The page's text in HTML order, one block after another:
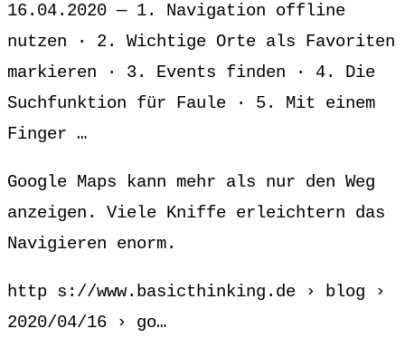
16.04.2020 — 1. Navigation offline
nutzen · 2. Wichtige Orte als Favoriten
markieren · 3. Events finden · 4. Die
Suchfunktion für Faule · 5. Mit einem
Finger …
Google Maps kann mehr als nur den Weg
anzeigen. Viele Kniffe erleichtern das
Navigieren enorm.
http s://www.basicthinking.de › blog ›
2020/04/16 › go…